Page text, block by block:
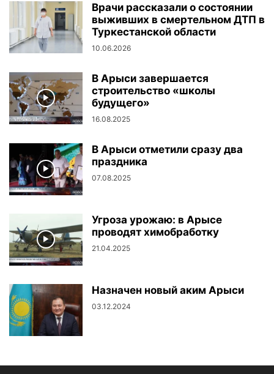
Врачи рассказали о состоянии
выживших в смертельном ДТП в
Туркестанской области
10.06.2026
В Арыси завершается
строительство «школы
будущего»
16.08.2025
В Арыси отметили сразу два
праздника
07.08.2025
Угроза урожаю: в Арысе
проводят химобработку
21.04.2025
Назначен новый аким Арыси
03.12.2024